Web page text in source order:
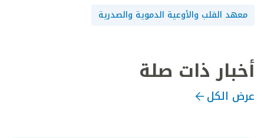
معهد القلب والأوعية الدموية والصدرية
أخبار ذات صلة
عرض الكل